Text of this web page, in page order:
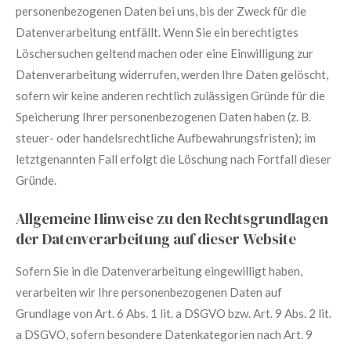
personenbezogenen Daten bei uns, bis der Zweck für die
Datenverarbeitung entfällt. Wenn Sie ein berechtigtes
Löschersuchen geltend machen oder eine Einwilligung zur
Datenverarbeitung widerrufen, werden Ihre Daten gelöscht,
sofern wir keine anderen rechtlich zulässigen Gründe für die
Speicherung Ihrer personenbezogenen Daten haben (z. B.
steuer- oder handelsrechtliche Aufbewahrungsfristen); im
letztgenannten Fall erfolgt die Löschung nach Fortfall dieser
Gründe.
Allgemeine Hinweise zu den Rechtsgrundlagen
der Datenverarbeitung auf dieser Website
Sofern Sie in die Datenverarbeitung eingewilligt haben,
verarbeiten wir Ihre personenbezogenen Daten auf
Grundlage von Art. 6 Abs. 1 lit. a DSGVO bzw. Art. 9 Abs. 2 lit.
a DSGVO, sofern besondere Datenkategorien nach Art. 9